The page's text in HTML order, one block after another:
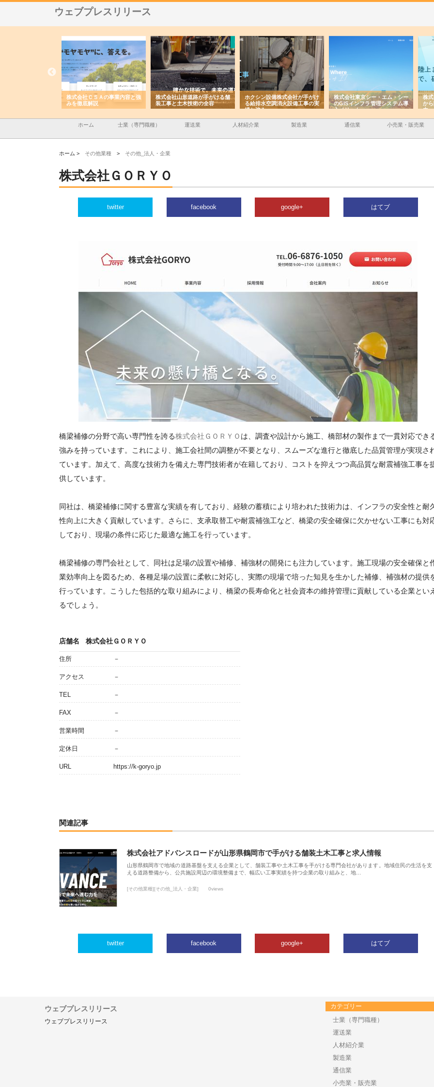
ウェブプレスリリース
株式会社ＣＳＡの事業内容と強
みを徹底解説
株式会社山形道路が手がける舗
装工事と土木技術の全容
ホクシン設備株式会社が手がけ
る給排水空調消火設備工事の実
績と強み
株式会社東京シー・エム・シー
のGISインフラ管理システム導
入メリット
株
か
由
ホーム 士業（専門職種） 運送業 人材紹介業 製造業 通信業 小売業・販売業
ホーム > その他業種 > その他_法人・企業
株式会社ＧＯＲＹＯ
twitter facebook google+ はてブ
橋梁補修の分野で高い専門性を誇る株式会社ＧＯＲＹＯ は、調査や設計から施工、橋部材の製作まで一貫対応でき
強みを持っています。これにより、施工会社間の調整が不要となり、スムーズな進行と徹底した品質管理が実現さ
ています。加えて、高度な技術力を備えた専門技術者が在籍しており、コストを抑えつつ高品質な耐震補強工事を
供しています。
同社は、橋梁補修に関する豊富な実績を有しており、経験の蓄積により培われた技術力は、インフラの安全性と耐
性向上に大きく貢献しています。さらに、支承取替工や耐震補強工など、橋梁の安全確保に欠かせない工事にも対
しており、現場の条件に応じた最適な施工を行っています。
橋梁補修の専門会社として、同社は足場の設置や補修、補強材の開発にも注力しています。施工現場の安全確保と
業効率向上を図るため、各種足場の設置に柔軟に対応し、実際の現場で培った知見を生かした補修、補強材の提供
行っています。こうした包括的な取り組みにより、橋梁の長寿命化と社会資本の維持管理に貢献している企業といえ
るでしょう。
店舗名 株式会社ＧＯＲＹＯ
住所 －
アクセス －
TEL －
FAX －
営業時間 －
定休日 －
URL https://k-goryo.jp
関連記事
株式会社アドバンスロードが山形県鶴岡市で手がける舗装土木工事と求人情報
山形県鶴岡市で地域の道路基盤を支える企業として、舗装工事や土木工事を手がける専門会社があります。地域住民の生活を支
える道路整備から、公共施設周辺の環境整備まで、幅広い工事実績を持つ企業の取り組みと、地…
[その他業種][その他_法人・企業] 0views
twitter facebook google+ はてブ
ウェブプレスリリース
ウェブプレスリリース
カテゴリー
士業（専門職種）
運送業
人材紹介業
製造業
通信業
小売業・販売業